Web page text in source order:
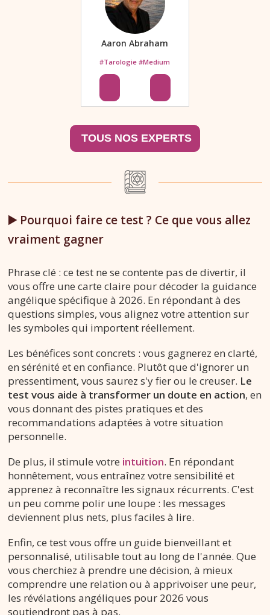
Aaron Abraham
#Tarologie #Medium
▶️ Pourquoi faire ce test ? Ce que vous allez
vraiment gagner
Phrase clé : ce test ne se contente pas de divertir, il
vous offre une carte claire pour décoder la guidance
angélique spécifique à 2026. En répondant à des
questions simples, vous alignez votre attention sur
les symboles qui importent réellement.
Les bénéfices sont concrets : vous gagnerez en clarté,
en sérénité et en confiance. Plutôt que d'ignorer un
pressentiment, vous saurez s'y fier ou le creuser. Le
test vous aide à transformer un doute en action, en
vous donnant des pistes pratiques et des
recommandations adaptées à votre situation
personnelle.
De plus, il stimule votre intuition. En répondant
honnêtement, vous entraînez votre sensibilité et
apprenez à reconnaître les signaux récurrents. C'est
un peu comme polir une loupe : les messages
deviennent plus nets, plus faciles à lire.
Enfin, ce test vous offre un guide bienveillant et
personnalisé, utilisable tout au long de l'année. Que
vous cherchiez à prendre une décision, à mieux
comprendre une relation ou à apprivoiser une peur,
les révélations angéliques pour 2026 vous
soutiendront pas à pas.